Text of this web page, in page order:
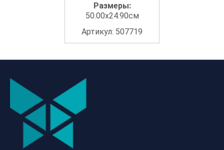
Размеры:
50.00x24.90см
Артикул: 507719